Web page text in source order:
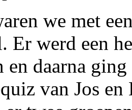
we met
Er werd een
en daarna
van Jos